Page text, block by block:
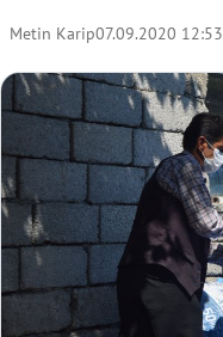
Metin Karip07.09.2020 12:53